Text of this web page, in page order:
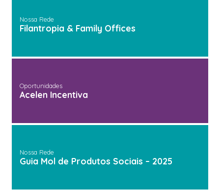
Nossa Rede
Filantropia & Family Offices
Oportunidades
Acelen Incentiva
Nossa Rede
Guia Mol de Produtos Sociais – 2025